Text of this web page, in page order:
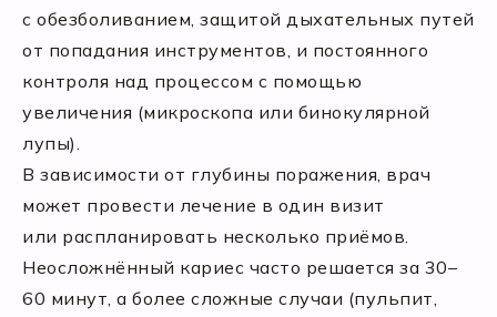
с обезболиванием, защитой дыхательных путей
от попадания инструментов, и постоянного
контроля над процессом с помощью
увеличения (микроскопа или бинокулярной
лупы).
В зависимости от глубины поражения, врач
может провести лечение в один визит
или распланировать несколько приёмов.
Неосложнённый кариес часто решается за 30–
60 минут, а более сложные случаи (пульпит,